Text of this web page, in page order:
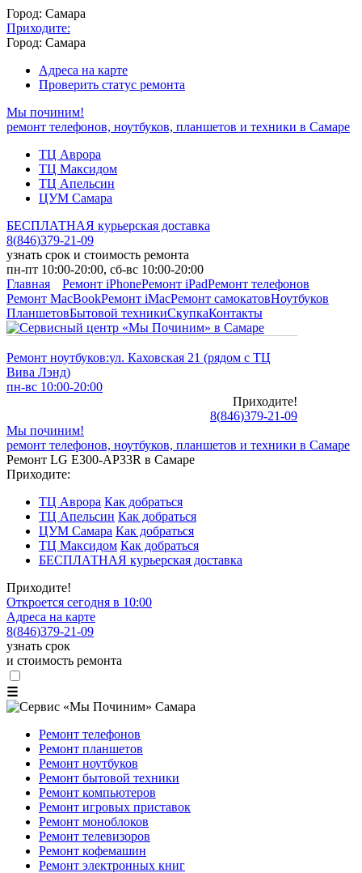
Город: Самара
Приходите:
Город: Самара
Адреса на карте
Проверить статус ремонта
Мы починим!
ремонт телефонов, ноутбуков, планшетов и техники в Самаре
ТЦ Аврора
ТЦ Максидом
ТЦ Апельсин
ЦУМ Самара
БЕСПЛАТНАЯ курьерская доставка
8(846)379-21-09
узнать срок и стоимость ремонта
пн-пт 10:00-20:00, сб-вс 10:00-20:00
Главная
Ремонт iPhoneРемонт iPadРемонт телефонов
Ремонт MacBookРемонт iMacРемонт самокатовНоутбуков
ПланшетовБытовой техникиСкупкаКонтакты
Ремонт ноутбуков:ул. Каховская 21 (рядом с ТЦ
Вива Лэнд)
пн-вс 10:00-20:00
Приходите!
8(846)379-21-09
Мы починим!
ремонт телефонов, ноутбуков, планшетов и техники в Самаре
Ремонт LG E300-AP33R в Самаре
Приходите:
ТЦ Аврора Как добраться
ТЦ Апельсин Как добраться
ЦУМ Самара Как добраться
ТЦ Максидом Как добраться
БЕСПЛАТНАЯ курьерская доставка
Приходите!
Откроется сегодня в 10:00
Адреса на карте
8(846)379-21-09
узнать срок
и стоимость ремонта
☰
Ремонт телефонов
Ремонт планшетов
Ремонт ноутбуков
Ремонт бытовой техники
Ремонт компьютеров
Ремонт игровых приставок
Ремонт моноблоков
Ремонт телевизоров
Ремонт кофемашин
Ремонт электронных книг